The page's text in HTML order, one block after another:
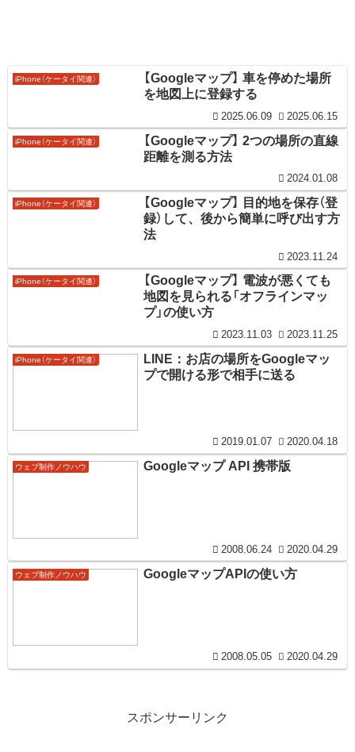
iPhone（ケータイ関連）
【Googleマップ】 車を停めた場所
を地図上に登録する
2025.06.09 2025.06.15
iPhone（ケータイ関連）
【Googleマップ】 2つの場所の直線
距離を測る方法
2024.01.08
iPhone（ケータイ関連）
【Googleマップ】 目的地を保存（登
録）して、後から簡単に呼び出す方
法
2023.11.24
iPhone（ケータイ関連）
【Googleマップ】 電波が悪くても
地図を見られる「オフラインマッ
プ」の使い方
2023.11.03 2023.11.25
iPhone（ケータイ関連）
LINE：お店の場所をGoogleマッ
プで開ける形で相手に送る
2019.01.07 2020.04.18
ウェブ制作ノウハウ Googleマップ API 携帯版
2008.06.24 2020.04.29
ウェブ制作ノウハウ GoogleマップAPIの使い方
2008.05.05 2020.04.29
スポンサーリンク